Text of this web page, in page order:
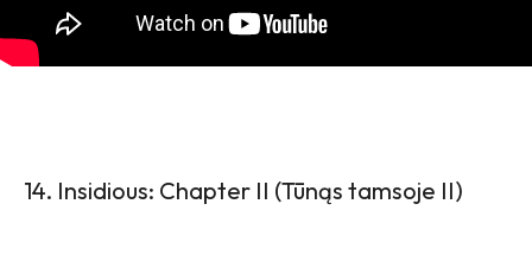
14. Insidious: Chapter II (Tūnąs tamsoje II)